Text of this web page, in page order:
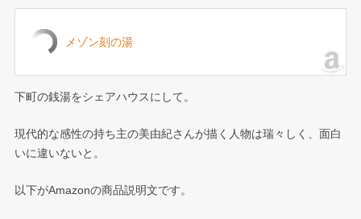
メゾン刻の湯
下町の銭湯をシェアハウスにして。
現代的な感性の持ち主の美由紀さんが描く人物は瑞々しく、面白
いに違いないと。
以下がAmazonの商品説明文です。